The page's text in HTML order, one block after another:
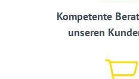
Kompetente
unseren